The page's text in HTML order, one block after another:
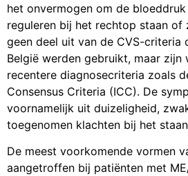
het onvermogen om de
reguleren bij het rechtop staan of
geen deel uit van de CVS-criteria
België werden gebruikt, maar zijn
recentere diagnosecriteria zoals
Consensus Criteria (ICC). De
voornamelijk uit duizeligheid,
toegenomen klachten bij het
De meest voorkomende vormen
aangetroffen bij patiënten met